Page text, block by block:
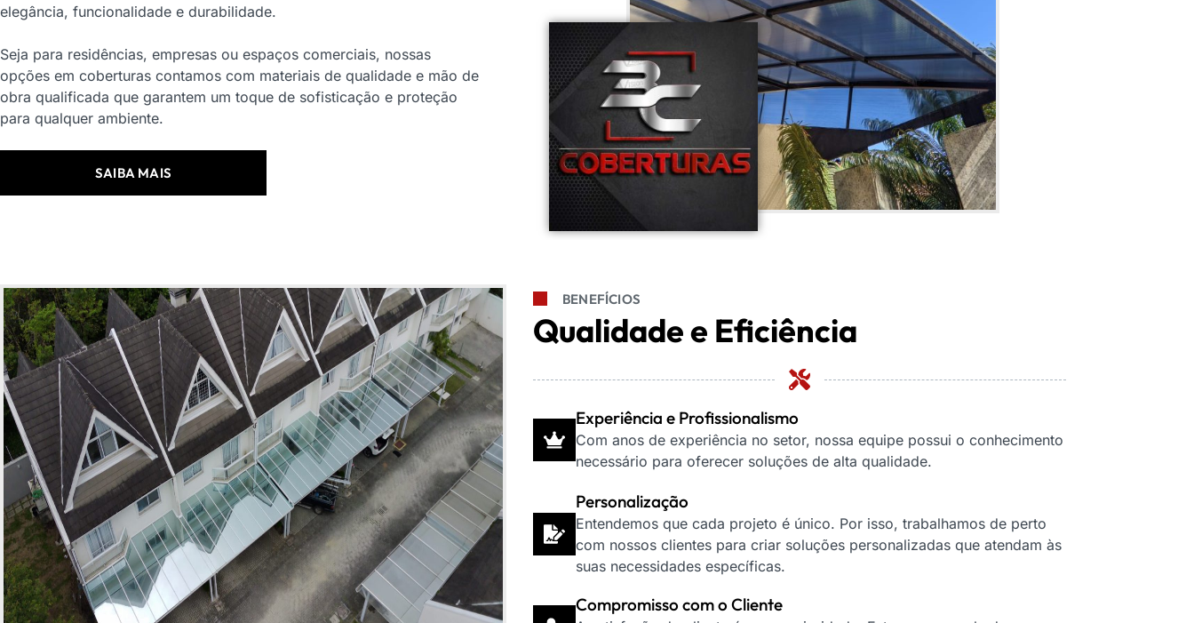
elegância, funcionalidade e durabilidade.
Seja para residências, empresas ou espaços comerciais, nossas
opções em coberturas contamos com materiais de qualidade e mão de
obra qualificada que garantem um toque de sofisticação e proteção
para qualquer ambiente.
SAIBA MAIS
BENEFÍCIOS
Qualidade e Eficiência
Experiência e Profissionalismo
Com anos de experiência no setor, nossa equipe possui o conhecimento
necessário para oferecer soluções de alta qualidade.
Personalização
Entendemos que cada projeto é único. Por isso, trabalhamos de perto
com nossos clientes para criar soluções personalizadas que atendam às
suas necessidades específicas.
Compromisso com o Cliente